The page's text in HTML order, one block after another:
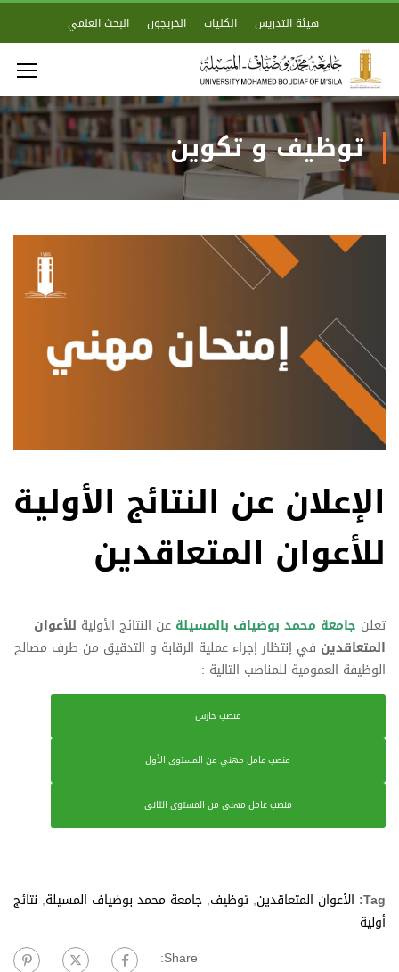
هيئة التدريس الكليات الخريجون البحث العلمي
توظيف و تكوين
الإعلان عن النتائج الأولية
للأعوان المتعاقدين
تعلن جامعة محمد بوضياف بالمسيلة عن النتائج الأولية للأعوان
المتعاقدين في إنتظار إجراء عملية الرقابة و التدقيق من طرف مصالح
الوظيفة العمومية للمناصب التالية :
منصب حارس
منصب عامل مهني من المستوى الأول
منصب عامل مهني من المستوى الثاني
Tag: الأعوان المتعاقدين, توظيف, جامعة محمد بوضياف المسيلة, نتائج
أولية
Share: